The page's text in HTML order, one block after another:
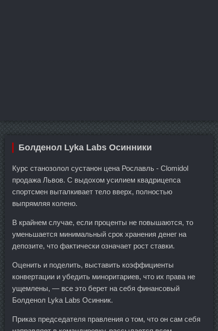
Болденол Lyka Labs Осинники
Курс станозолол сустанон цена Рославль - Clomidol
продажа Львов. С выдохом усилием квадрицепса
спортсмен выталкивает тело вверх, полностью
выпрямляя колено.
В крайнем случае, если проценты не повышаются, то
уменьшается минимальный срок хранения денег на
депозите, что фактически означает рост ставки.
Оценить и поделить, выставить коэффициенты
конвертации и убедить миноритариев, что их права не
ущемлены, — все это берет на себя финансовый
Болденол Lyka Labs Осинник.
Приказ председателя правления о том, что он сам себя